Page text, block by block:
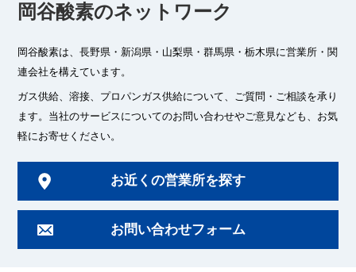
岡谷酸素のネットワーク
岡谷酸素は、長野県・新潟県・山梨県・群馬県・栃木県に営業所・関
連会社を構えています。
ガス供給、溶接、プロパンガス供給について、ご質問・ご相談を承り
ます。 当社のサービスについてのお問い合わせやご意見なども、お気
軽にお寄せください。
お近くの営業所を探す
お問い合わせフォーム